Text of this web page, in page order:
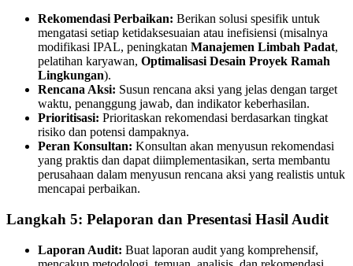
Rekomendasi Perbaikan: Berikan solusi spesifik untuk
mengatasi setiap ketidaksesuaian atau inefisiensi (misalnya
modifikasi IPAL, peningkatan Manajemen Limbah Padat,
pelatihan karyawan, Optimalisasi Desain Proyek Ramah
Lingkungan).
Rencana Aksi: Susun rencana aksi yang jelas dengan target
waktu, penanggung jawab, dan indikator keberhasilan.
Prioritisasi: Prioritaskan rekomendasi berdasarkan tingkat
risiko dan potensi dampaknya.
Peran Konsultan: Konsultan akan menyusun rekomendasi
yang praktis dan dapat diimplementasikan, serta membantu
perusahaan dalam menyusun rencana aksi yang realistis untuk
mencapai perbaikan.
Langkah 5: Pelaporan dan Presentasi Hasil Audit
Laporan Audit: Buat laporan audit yang komprehensif,